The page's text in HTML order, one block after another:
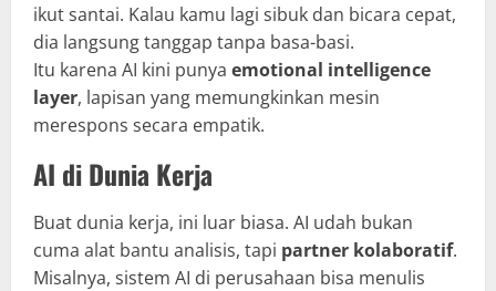
ikut santai. Kalau kamu lagi sibuk dan bicara cepat,
dia langsung tanggap tanpa basa-basi.
Itu karena AI kini punya emotional intelligence
layer, lapisan yang memungkinkan mesin
merespons secara empatik.
AI di Dunia Kerja
Buat dunia kerja, ini luar biasa. AI udah bukan
cuma alat bantu analisis, tapi partner kolaboratif.
Misalnya, sistem AI di perusahaan bisa menulis